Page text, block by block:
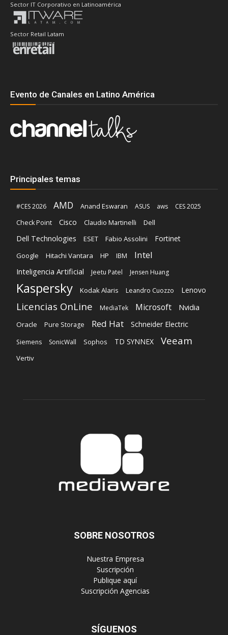
Sector IT Corporativo en Latinoamérica
Sector Retail Latam
Evento de Canales en Latino América
Principales temas
#CES 2026 AMD Anand Eswaran ASUS aws
CES 2025
Check Point
Cisco Claudio Martinelli Dell
Dell Technologies ESET Fabio Assolini Fortinet
Google Hitachi Vantara HP IBM Intel
Inteligencia Artificial Jeetu Patel Jensen Huang
Kaspersky Kodak Alaris Leandro Cuozzo Lenovo
Licencias OnLine MediaTek Microsoft Nvidia
Oracle Pure Storage Red Hat Schneider Electric
Siemens SonicWall Sophos TD SYNNEX Veeam
Vertiv
SOBRE NOSOTROS
‎ Nuestra Empresa
‎ Suscripción
‎ Publique aquí
‎ Suscripción Agencias
SÍGUENOS